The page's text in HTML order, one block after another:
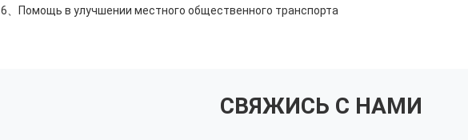
6、Помощь в улучшении местного общественного транспорта
СВЯЖИСЬ С НАМИ